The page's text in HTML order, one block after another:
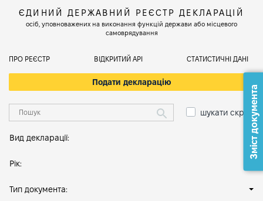
ЄДИНИЙ ДЕРЖАВНИЙ РЕЄСТР ДЕКЛАРАЦІЙ
осіб, уповноважених на виконання функцій держави або місцевого
самоврядування
ПРО РЕЄСТР ВІДКРИТИЙ АРІ СТАТИСТИЧНІ ДАНІ
Подати декларацію
шукати скрізь
Вид декларації:
Рік:
Тип документа:
Зміст документа